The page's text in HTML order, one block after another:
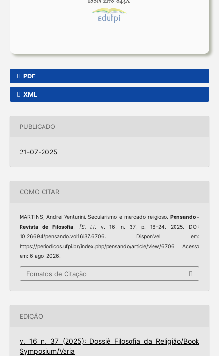
PDF
XML
PUBLICADO
21-07-2025
COMO CITAR
MARTINS, Andrei Venturini. Secularismo e mercado religioso. Pensando -
Revista de Filosofia, [S. l.], v. 16, n. 37, p. 16–24, 2025. DOI:
10.26694/pensando.vol16i37.6706. Disponível em:
https://periodicos.ufpi.br/index.php/pensando/article/view/6706. Acesso
em: 6 ago. 2026.
Fomatos de Citação
EDIÇÃO
v. 16 n. 37 (2025): Dossiê Filosofia da Religião/Book
Symposium/Varia